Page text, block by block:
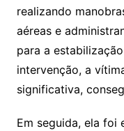
realizando
aéreas e
para a
intervenção, a
significativa,
Em seguida, ela foi